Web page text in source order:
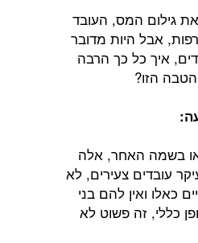
גילום המס, העובד
אבל היות מדובר
איך כל כך הרבה
הזו?
בשמה האחר, אלה
עובדים צעירים, לא
כאלו ואין להם בני
כללי, זה פשוט לא